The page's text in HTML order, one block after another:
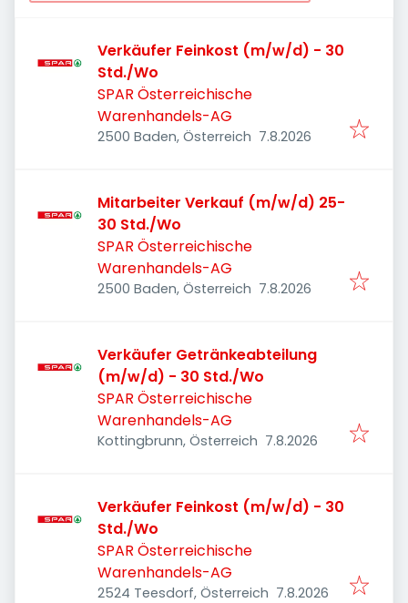
Verkäufer Feinkost (m/w/d) - 30
Std./Wo
SPAR Österreichische
Warenhandels-AG
2500 Baden, Österreich Veröffentlicht
7.8.2026
Mitarbeiter Verkauf (m/w/d) 25-
30 Std./Wo
SPAR Österreichische
Warenhandels-AG
2500 Baden, Österreich Veröffentlicht
7.8.2026
Verkäufer Getränkeabteilung
(m/w/d) - 30 Std./Wo
SPAR Österreichische
Warenhandels-AG
Kottingbrunn, Österreich Veröffentlicht:
7.8.2026
Verkäufer Feinkost (m/w/d) - 30
Std./Wo
SPAR Österreichische
Warenhandels-AG
2524 Teesdorf, Österreich Veröffentlicht
7.8.2026